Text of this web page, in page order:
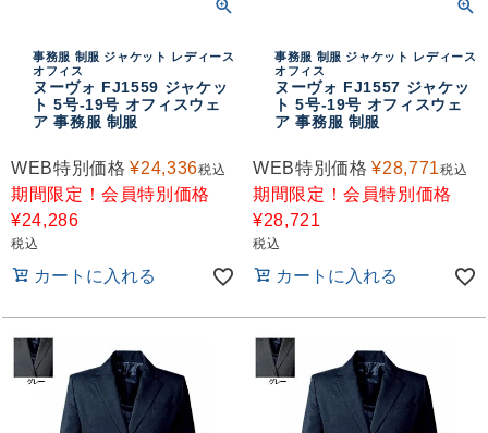
事務服 制服 ジャケット レディース
オフィス
ヌーヴォ FJ1559 ジャケッ
ト 5号-19号 オフィスウェ
ア 事務服 制服
WEB特別価格 ¥24,336税込
期間限定！会員特別価格
¥24,286
税込
カートに入れる
事務服 制服 ジャケット レディース
オフィス
ヌーヴォ FJ1557 ジャケッ
ト 5号-19号 オフィスウェ
ア 事務服 制服
WEB特別価格 ¥28,771税込
期間限定！会員特別価格
¥28,721
税込
カートに入れる